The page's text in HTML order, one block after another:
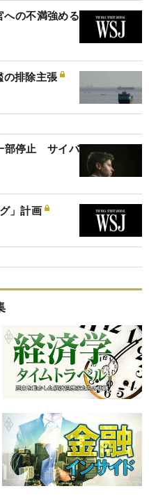
への不満強める
の排除主張
部停止 サイバ
」計画